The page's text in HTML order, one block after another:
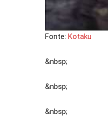
Fonte: Kotaku
&nbsp;
&nbsp;
&nbsp;